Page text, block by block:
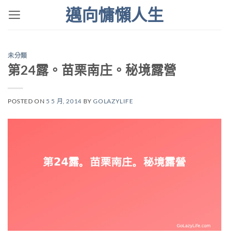
邁向慵懶人生
未分類
第24露。苗栗南庄。秘境露營
POSTED ON 5 5 月, 2014 BYGOLAZYLIFE